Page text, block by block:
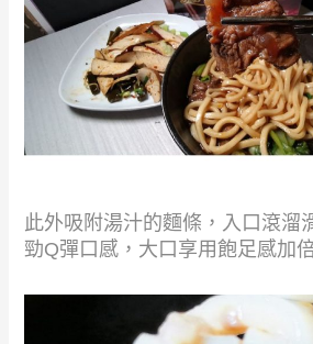
此外吸附湯汁的麵條，入口滾溜
勁Q彈口感，大口享用飽足感加